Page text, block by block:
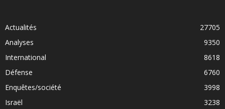
Actualités
27705
Analyses
9350
International
8618
Défense
6760
Enquêtes/société
3998
Israël
3238